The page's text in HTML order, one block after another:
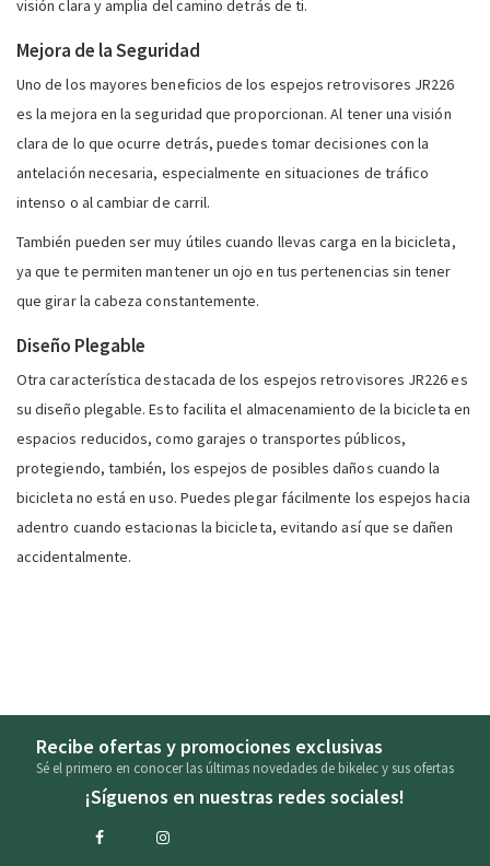
visión clara y amplia del camino detrás de ti.
Mejora de la Seguridad
Uno de los mayores beneficios de los espejos retrovisores JR226
es la mejora en la seguridad que proporcionan. Al tener una visión
clara de lo que ocurre detrás, puedes tomar decisiones con la
antelación necesaria, especialmente en situaciones de tráfico
intenso o al cambiar de carril.
También pueden ser muy útiles cuando llevas carga en la bicicleta,
ya que te permiten mantener un ojo en tus pertenencias sin tener
que girar la cabeza constantemente.
Diseño Plegable
Otra característica destacada de los espejos retrovisores JR226 es
su diseño plegable. Esto facilita el almacenamiento de la bicicleta en
espacios reducidos, como garajes o transportes públicos,
protegiendo, también, los espejos de posibles daños cuando la
bicicleta no está en uso. Puedes plegar fácilmente los espejos hacia
adentro cuando estacionas la bicicleta, evitando así que se dañen
accidentalmente.
Recibe ofertas y promociones exclusivas
Sé el primero en conocer las últimas novedades de bikelec y sus ofertas
¡Síguenos en nuestras redes sociales!